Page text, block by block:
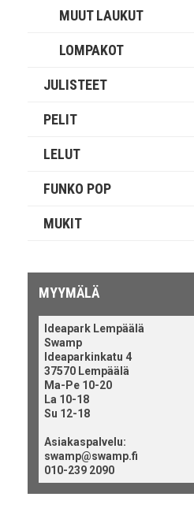
MUUT LAUKUT
LOMPAKOT
JULISTEET
PELIT
LELUT
FUNKO POP
MUKIT
MYYMÄLÄ
Ideapark Lempäälä
Swamp
Ideaparkinkatu 4
37570 Lempäälä
Ma-Pe 10-20
La 10-18
Su 12-18
Asiakaspalvelu:
swamp@swamp.fi
010-239 2090